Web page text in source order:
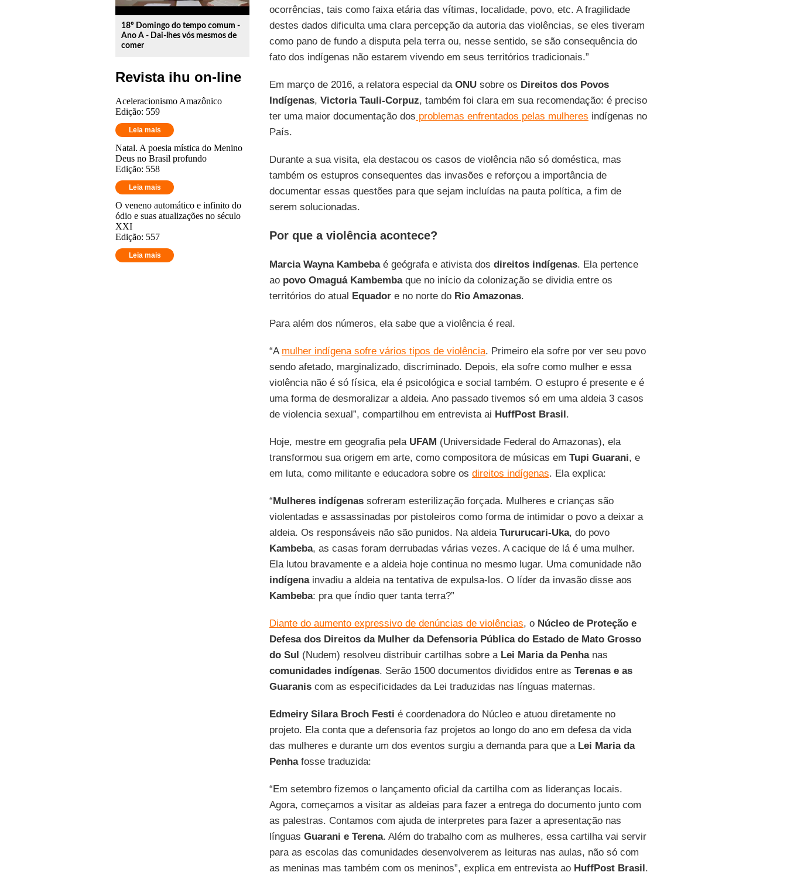
18º Domingo do tempo comum -
Ano A - Dai-lhes vós mesmos de
comer
Revista ihu on-line
Aceleracionismo Amazônico
Edição: 559
Leia mais
Natal. A poesia mística do Menino
Deus no Brasil profundo
Edição: 558
Leia mais
O veneno automático e infinito do
ódio e suas atualizações no século
XXI
Edição: 557
Leia mais
ocorrências, tais como faixa etária das vítimas, localidade, povo, etc. A fragilidade
destes dados dificulta uma clara percepção da autoria das violências, se eles tiveram
como pano de fundo a disputa pela terra ou, nesse sentido, se são consequência do
fato dos indígenas não estarem vivendo em seus territórios tradicionais.”
Em março de 2016, a relatora especial da ONUsobre os Direitos dos Povos
Indígenas, Victoria Tauli-Corpuz, também foi clara em sua recomendação: é preciso
ter uma maior documentação dos problemas enfrentados pelas mulheres indígenas no
País.
Durante a sua visita, ela destacou os casos de violência não só doméstica, mas
também os estupros consequentes das invasões e reforçou a importância de
documentar essas questões para que sejam incluídas na pauta política, a fim de
serem solucionadas.
Por que a violência acontece?
Marcia Wayna Kambebaé geógrafa e ativista dos direitos indígenas. Ela pertence
ao povo Omaguá Kambembaque no início da colonização se dividia entre os
territórios do atual Equadore no norte do Rio Amazonas.
Para além dos números, ela sabe que a violência é real.
“A mulher indígena sofre vários tipos de violência. Primeiro ela sofre por ver seu povo
sendo afetado, marginalizado, discriminado. Depois, ela sofre como mulher e essa
violência não é só física, ela é psicológica e social também. O estupro é presente e é
uma forma de desmoralizar a aldeia. Ano passado tivemos só em uma aldeia 3 casos
de violencia sexual”, compartilhou em entrevista ai HuffPost Brasil.
Hoje, mestre em geografia pela UFAM (Universidade Federal do Amazonas), ela
transformou sua origem em arte, como compositora de músicas em Tupi Guarani, e
em luta, como militante e educadora sobre os direitos indígenas. Ela explica:
“Mulheres indígenassofreram esterilização forçada. Mulheres e crianças são
violentadas e assassinadas por pistoleiros como forma de intimidar o povo a deixar a
aldeia. Os responsáveis não são punidos. Na aldeia Tururucari-Uka, do povo
Kambeba, as casas foram derrubadas várias vezes. A cacique de lá é uma mulher.
Ela lutou bravamente e a aldeia hoje continua no mesmo lugar. Uma comunidade não
indígenainvadiu a aldeia na tentativa de expulsa-los. O líder da invasão disse aos
Kambeba: pra que índio quer tanta terra?”
Diante do aumento expressivo de denúncias de violências, oNúcleo de Proteção e
Defesa dos Direitos da Mulher da Defensoria Pública do Estado de Mato Grosso
do Sul (Nudem) resolveu distribuir cartilhas sobre a Lei Maria da Penhanas
comunidades indígenas. Serão 1500 documentos divididos entre as Terenas e as
Guaraniscom as especificidades da Lei traduzidas nas línguas maternas.
Edmeiry Silara Broch Festi é coordenadora do Núcleo e atuou diretamente no
projeto. Ela conta que a defensoria faz projetos ao longo do ano em defesa da vida
das mulheres e durante um dos eventos surgiu a demanda para que aLei Maria da
Penhafosse traduzida:
“Em setembro fizemos o lançamento oficial da cartilha com as lideranças locais.
Agora, começamos a visitar as aldeias para fazer a entrega do documento junto com
as palestras. Contamos com ajuda de interpretes para fazer a apresentação nas
línguas Guarani e Terena. Além do trabalho com as mulheres, essa cartilha vai servir
para as escolas das comunidades desenvolverem as leituras nas aulas, não só com
as meninas mas também com os meninos”, explica em entrevista ao HuffPost Brasil.